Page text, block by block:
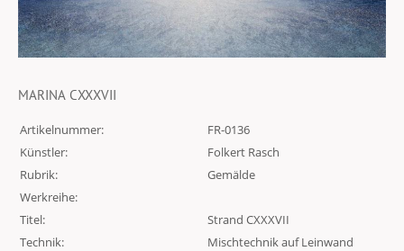
MARINA CXXXVII
Artikelnummer:
FR-0136
Künstler:
Folkert Rasch
Rubrik:
Gemälde
Werkreihe:
Titel:
Strand CXXXVII
Technik:
Mischtechnik auf Leinwand